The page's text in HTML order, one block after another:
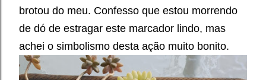
brotou do meu. Confesso que estou morrendo
de dó de estragar este marcador lindo, mas
achei o simbolismo desta ação muito bonito.